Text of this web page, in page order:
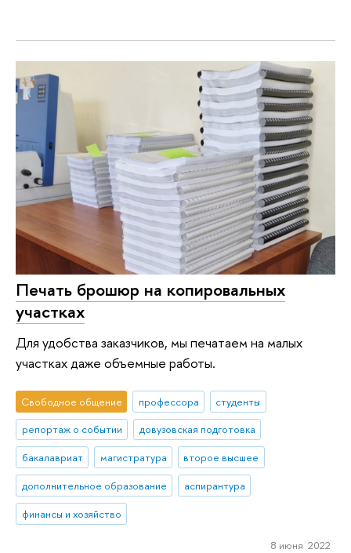
Печать брошюр на копировальных
участках
Для удобства заказчиков, мы печатаем на малых
участках даже объемные работы.
Свободное общение профессора
студенты
репортаж о событии
довузовская подготовка
бакалавриат
магистратура
второе высшее
дополнительное образование
аспирантура
финансы и хозяйство
8 июня 2022